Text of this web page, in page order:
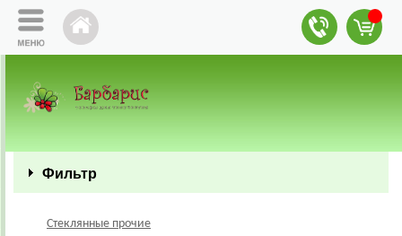
Фильтр
Стеклянные прочие